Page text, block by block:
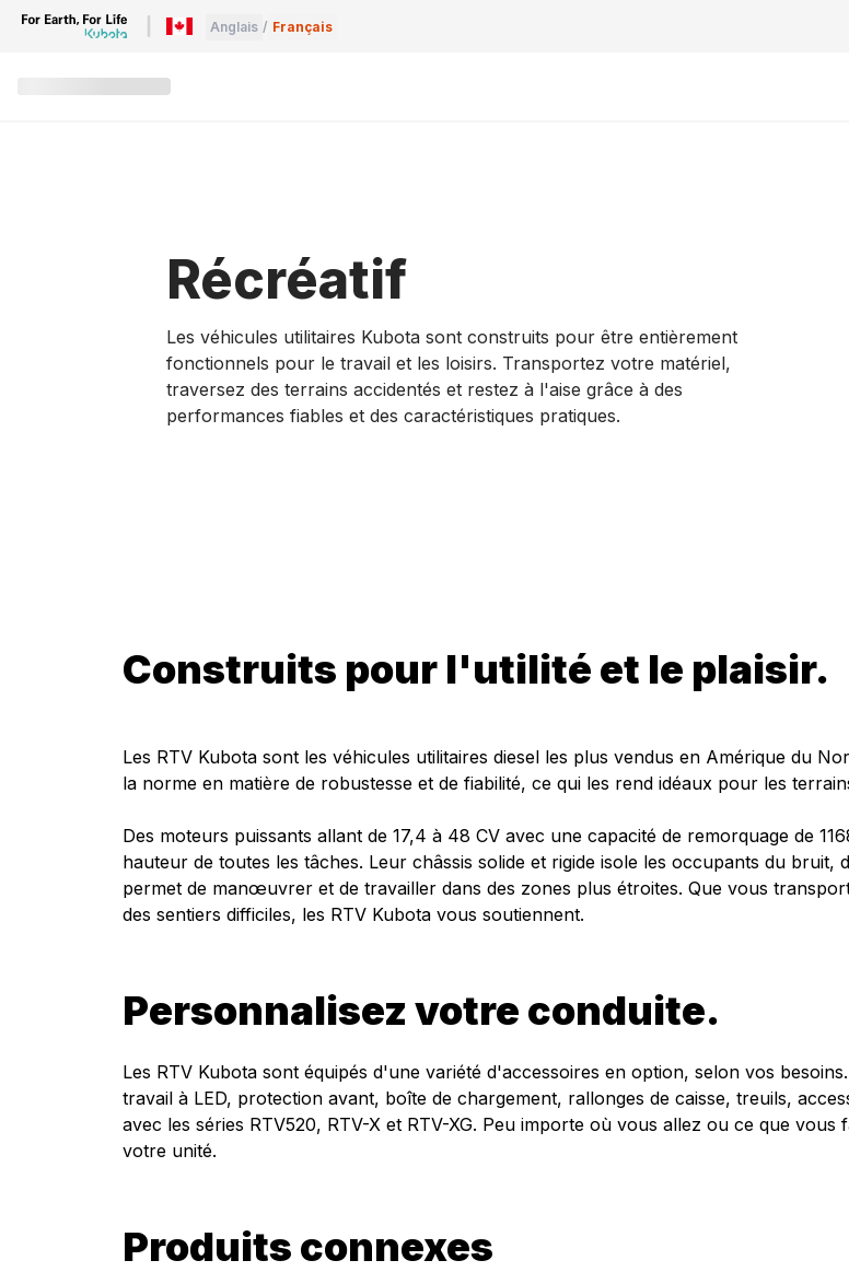
Anglais / Français
Récréatif
Les véhicules utilitaires Kubota sont construits pour être entièrement
fonctionnels pour le travail et les loisirs. Transportez votre matériel,
traversez des terrains accidentés et restez à l'aise grâce à des
performances fiables et des caractéristiques pratiques.
Construits pour l'utilité et le plaisir.
Les RTV Kubota sont les véhicules utilitaires diesel les plus vendus en Amérique du
la norme en matière de robustesse et de fiabilité, ce qui les rend idéaux pour les
Des moteurs puissants allant de 17,4 à 48 CV avec une capacité de remorquage de
hauteur de toutes les tâches. Leur châssis solide et rigide isole les occupants du
permet de manœuvrer et de travailler dans des zones plus étroites. Que vous
des sentiers difficiles, les RTV Kubota vous soutiennent.
Personnalisez votre conduite.
Les RTV Kubota sont équipés d'une variété d'accessoires en option, selon vos
travail à LED, protection avant, boîte de chargement, rallonges de caisse, treuils,
avec les séries RTV520, RTV-X et RTV-XG. Peu importe où vous allez ou ce que
votre unité.
Produits connexes